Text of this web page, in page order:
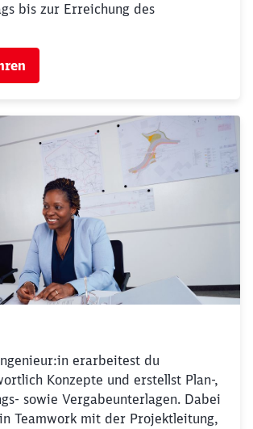
bis zur Erreichung des
erarbeitest du
Konzepte und erstellst Plan-,
sowie Vergabeunterlagen. Dabei
Teamwork mit der Projektleitung,